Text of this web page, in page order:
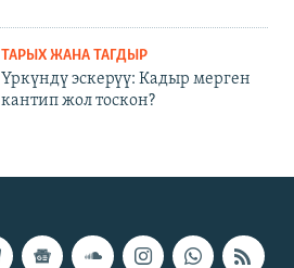
ТАРЫХ ЖАНА ТАГДЫР
Үркүндү эскерүү: Кадыр мерген
кантип жол тоскон?